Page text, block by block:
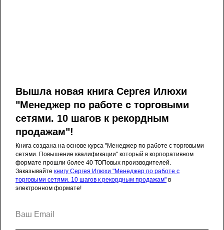
Вышла новая книга Сергея Илюхи
"Менеджер по работе с торговыми
сетями. 10 шагов к рекордным
продажам"!
Книга создана на основе курса "Менеджер по работе с торговыми
сетями. Повышение квалификации" который в корпоративном
формате прошли более 40 ТОПовых производителей.
Заказывайте книгу Сергея Илюхи "Менеджер по работе с
торговыми сетями. 10 шагов к рекордным продажам" в
электронном формате!
Новости Школа поставщика
CATMAN SCHOOL База знаний
Политика конфиденциальности